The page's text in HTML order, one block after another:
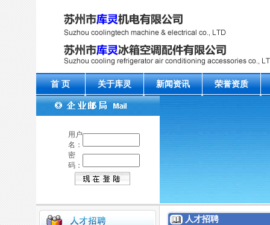
首 页 关于库灵 新闻资讯 荣誉资质
用户
名：
密
码：
人才招聘